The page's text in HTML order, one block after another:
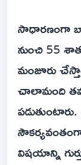
సాధారణంగా
నుంచి 55
మంజూరు
చాలామంది తమ
విషయాన్ని